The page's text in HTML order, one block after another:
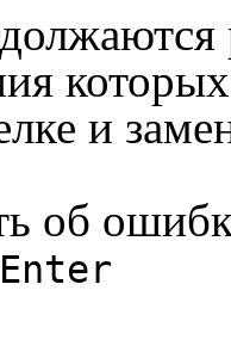
и
об
Enter